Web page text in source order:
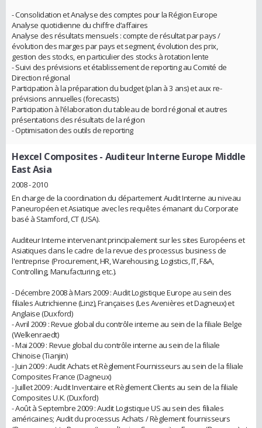
- Consolidation et Analyse des comptes pour la Région Europe
Analyse quotidienne du chiffre d’affaires
Analyse des résultats mensuels : compte de résultat par pays /
évolution des marges par pays et segment, évolution des prix,
gestion des stocks, en particulier des stocks à rotation lente
- Suivi des prévisions et établissement de reporting au Comité de
Direction régional
Participation à la préparation du budget (plan à 3 ans) et aux re-
prévisions annuelles (forecasts)
Participation à l’élaboration du tableau de bord régional et autres
présentations des résultats de la région
- Optimisation des outils de reporting
Hexcel Composites- Auditeur Interne Europe Middle
East Asia
2008 - 2010
En charge de la coordination du département Audit Interne au niveau
Paneuropéen et Asiatique avec les requêtes émanant du Corporate
basé à Stamford, CT (USA).
Auditeur Interne intervenant principalement sur les sites Européens et
Asiatiques dans le cadre de la revue des processus business de
l'entreprise (Procurement, HR, Warehousing, Logistics, IT, F&A,
Controlling, Manufacturing, etc.).
- Décembre 2008 à Mars 2009 : Audit Logistique Europe au sein des
filiales Autrichienne (Linz), Françaises (Les Avenières et Dagneux) et
Anglaise (Duxford)
- Avril 2009 : Revue global du contrôle interne au sein de la filiale Belge
(Welkenraedt)
- Mai 2009 : Revue global du contrôle interne au sein de la filiale
Chinoise (Tianjin)
- Juin 2009 : Audit Achats et Règlement Fournisseurs au sein de la filiale
Composites France (Dagneux)
- Juillet 2009 : Audit Inventaire et Règlement Clients au sein de la filiale
Composites U.K. (Duxford)
- Août à Septembre 2009 : Audit Logistique US au sein des filiales
américaines; Audit du processus Achats / Règlement fournisseurs